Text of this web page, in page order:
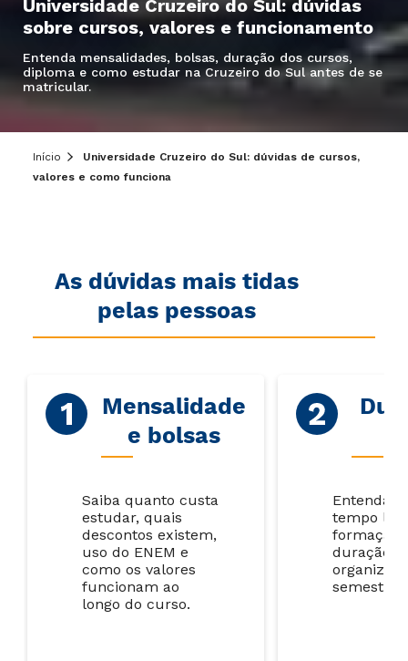
Universidade Cruzeiro do Sul: dúvidas
sobre cursos, valores e funcionamento
Entenda mensalidades, bolsas, duração dos cursos,
diploma e como estudar na Cruzeiro do Sul antes de se
matricular.
Início
Universidade Cruzeiro do Sul: dúvidas de cursos,
valores e como funciona
As dúvidas mais tidas
pelas pessoas
Mensalidade
e bolsas
Saiba quanto custa
estudar, quais
descontos existem,
uso do ENEM e
como os valores
funcionam ao
longo do curso.
Entenda
tempo
formação
duração é
semestres.